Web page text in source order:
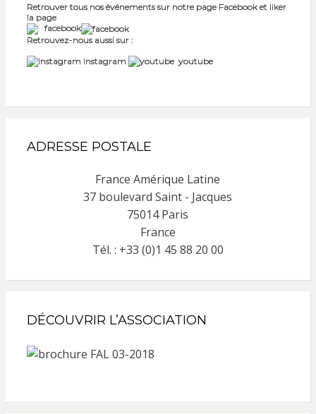
Retrouver tous nos événements sur notre page Facebook et liker
la page
facebook
Retrouvez-nous aussi sur :
instagram
youtube
ADRESSE POSTALE
France Amérique Latine
37 boulevard Saint - Jacques
75014 Paris
France
Tél. : +33 (0)1 45 88 20 00
DÉCOUVRIR L’ASSOCIATION